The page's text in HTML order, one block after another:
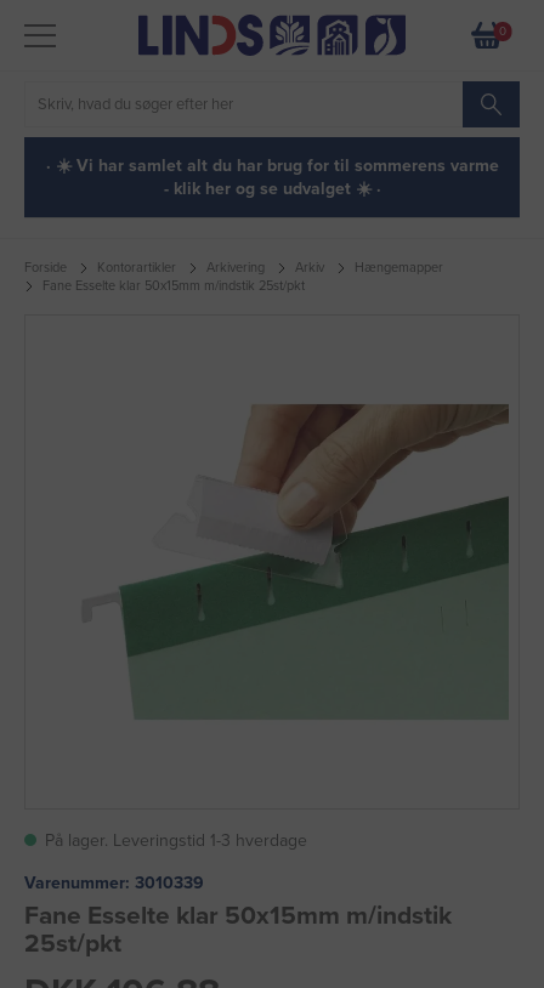
0
· ☀️ Vi har samlet alt du har brug for til sommerens varme
- klik her og se udvalget ☀️ ·
Forside Kontorartikler Arkivering Arkiv
Hængemapper
Fane Esselte klar 50x15mm m/indstik 25st/pkt
På lager. Leveringstid 1-3 hverdage
Varenummer: 3010339
Fane Esselte klar 50x15mm m/indstik
25st/pkt